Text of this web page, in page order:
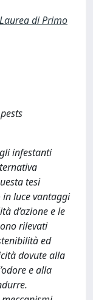
Laurea di Primo
infestanti
tesi
luce vantaggi
d’azione e le
rilevati
ed
dovute alla
e alla